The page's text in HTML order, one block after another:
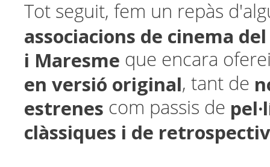
Tot seguit, fem un repàs
associacions de cinema
i Maresme que encara
en versió original, tant de
estrenes com passis de
clàssiques i de